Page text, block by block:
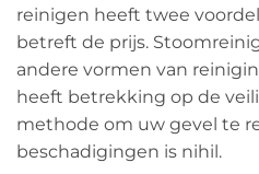
reinigen heeft twee
betreft de prijs.
andere vormen van
heeft betrekking op de
methode om uw gevel te
beschadigingen is nihil.